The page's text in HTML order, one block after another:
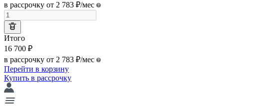
в рассрочку от 2 783 ₽/мес
Итого
16 700 ₽
в рассрочку от 2 783 ₽/мес
Перейти в корзину
Купить в рассрочку